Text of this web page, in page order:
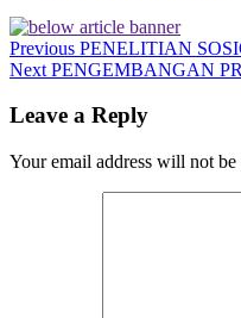
Previous PENELITIAN
Next PENGEMBANGAN
Leave a Reply
Your email address will not be